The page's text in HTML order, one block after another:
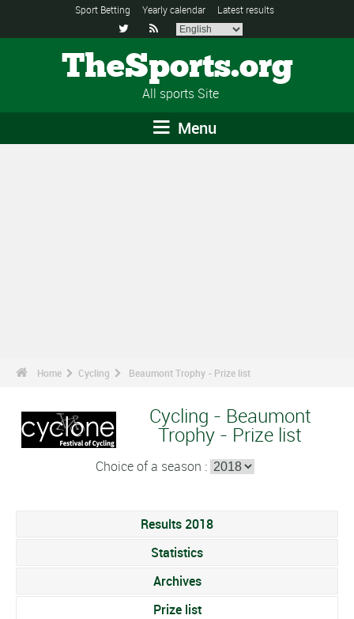
Sport Betting Yearly calendar Latest results
 
TheSports.org
All sports Site
Menu
Home Cycling Beaumont Trophy - Prize list
Cycling - Beaumont
Trophy - Prize list
Choice of a season :
Results 2018
Statistics
Archives
Prize list